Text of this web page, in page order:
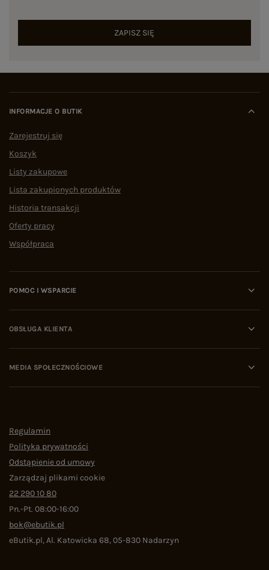
ZAPISZ SIĘ
INFORMACJE O BUTIK
Zarejestruj się
Koszyk
Listy zakupowe
Lista zakupionych produktów
Historia transakcji
Oferty pracy
Współpraca
POMOC I WSPARCIE
OBSŁUGA KLIENTA
MEDIA SPOŁECZNOŚCIOWE
Regulamin
Polityka prywatności
Odstąpienie od umowy
Zarządzaj plikami cookie
22 290 10 80
Pn.-Pt. 08:00-16:00
bok@ebutik.pl
eButik.pl,Al. Katowicka 68,05-830 Nadarzyn